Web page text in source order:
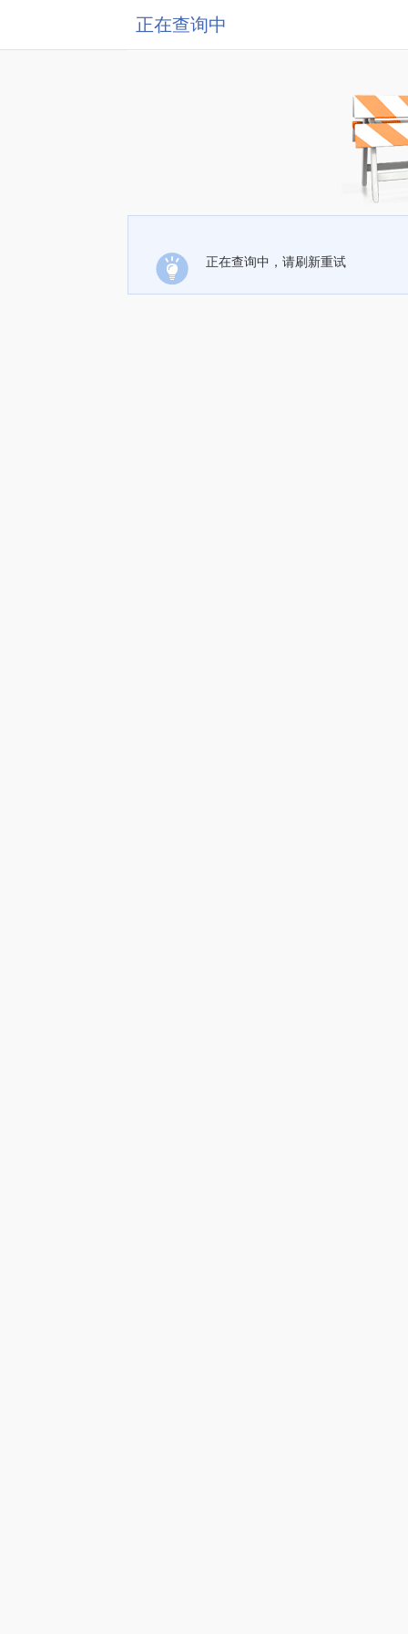
正在查询中
正在查询中，请刷新重试